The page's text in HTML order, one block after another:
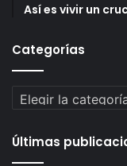
Así es vivir un
Categorías
Categorías
Últimas